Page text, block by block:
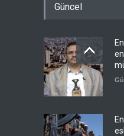
Güncel